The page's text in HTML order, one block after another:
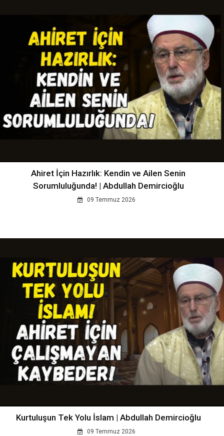
Ahiret İçin Hazırlık: Kendin ve Ailen Senin
Sorumluluğunda! | Abdullah Demircioğlu
09 Temmuz 2026
Kurtuluşun Tek Yolu İslam | Abdullah Demircioğlu
09 Temmuz 2026